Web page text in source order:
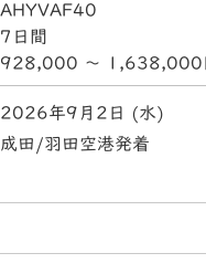
AHYVAF40
7日間
928,000 〜 1,638,000
2026年9月2日 (水)
成田/羽田空港発着